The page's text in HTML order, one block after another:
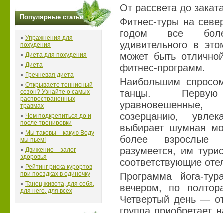
Популярные статьи
» Упражнения для
похудения
» Диета для похудения
» Диета
» Гречневая диета
» Открываете теннисный
сезон? Узнайте о самых
распространенных
травмах
» Чем подкрепиться до и
после тренировки
» Мы таковы – какую Воду
мы пьем!
» Движение – залог
здоровья
» Рейтинг риска курортов
при поездках в одиночку
» Танец живота, для себя,
для него, для всех
От рассвета до
Фитнес-туры на
годом все
удивительного в
может быть
фитнес-программ.
Наибольшим
танцы.
созерцанию,
выбирает шумная
более взрослые
разумеется, им
соответствующие
Программа йога-
вечером, по
Четвертый день —
группа приобретает